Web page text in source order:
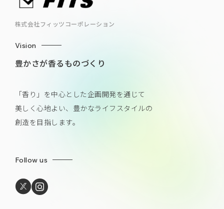
株式会社フィッツコーポレーション
Vision
豊かさが香るものづくり
「香り」を中心とした企画開発を通じて
美しく心地よい、豊かなライフスタイルの
創造を目指します。
Follow us